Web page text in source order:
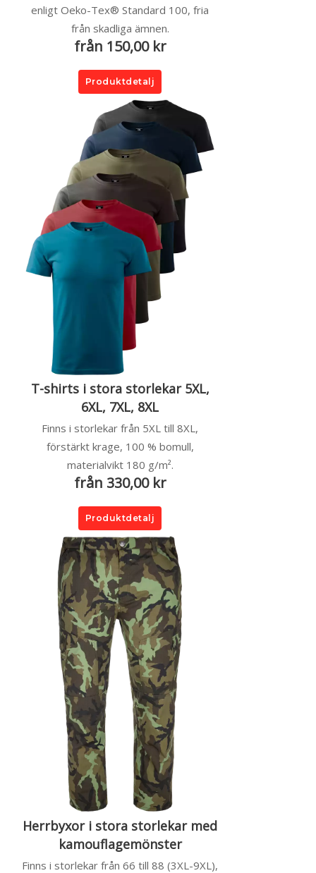
enligt Oeko-Tex® Standard 100, fria
från skadliga ämnen.
från 150,00 kr
Produktdetalj
T-shirts i stora storlekar 5XL,
6XL, 7XL, 8XL
Finns i storlekar från 5XL till 8XL,
förstärkt krage, 100 % bomull,
materialvikt 180 g/m².
från 330,00 kr
Produktdetalj
Herrbyxor i stora storlekar med
kamouflagemönster
Finns i storlekar från 66 till 88 (3XL-9XL),